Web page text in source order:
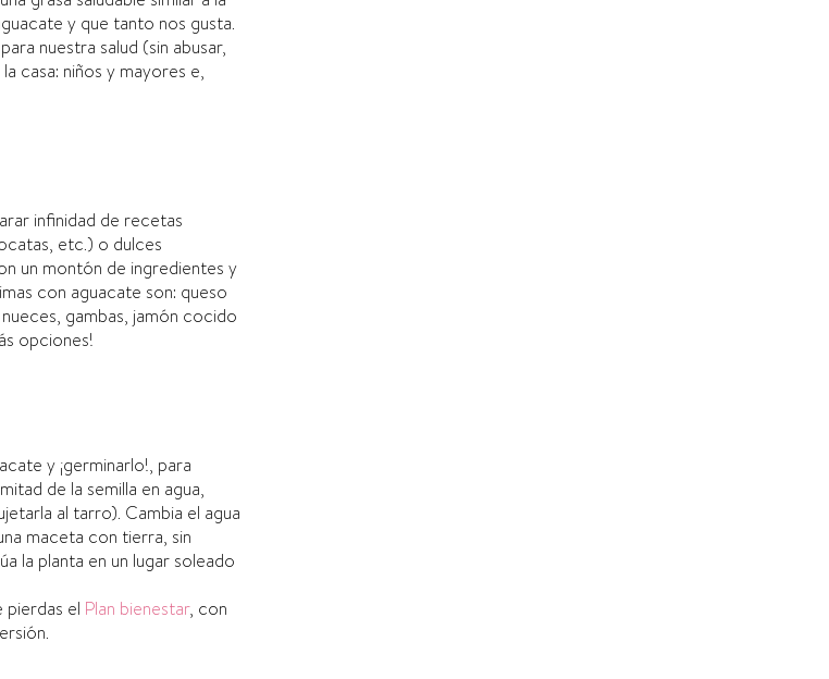
y que tanto nos gusta.
nuestra salud (sin abusar,
casa: niños y mayores e,
infinidad de recetas
etc.) o dulces
un montón de ingredientes y
con aguacate son: queso
gambas, jamón cocido
opciones!
y ¡germinarlo!, para
de la semilla en agua,
al tarro). Cambia el agua
maceta con tierra, sin
la planta en un lugar soleado
pierdas el Plan bienestar, con